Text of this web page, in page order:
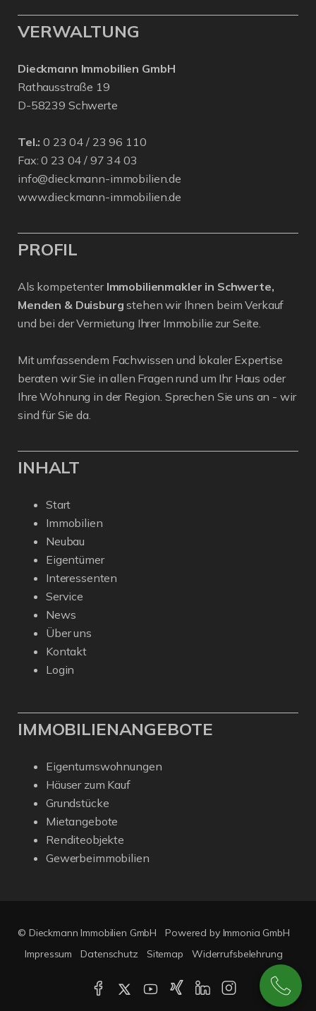
VERWALTUNG
Dieckmann Immobilien GmbH
Rathausstraße 19
D-58239 Schwerte
Tel.: 0 23 04 / 23 96 110
Fax: 0 23 04 / 97 34 03
info@dieckmann-immobilien.de
www.dieckmann-immobilien.de
PROFIL
Als kompetenter Immobilienmakler in Schwerte,
Menden & Duisburg stehen wir Ihnen beim Verkauf
und bei der Vermietung Ihrer Immobilie zur Seite.
Mit umfassendem Fachwissen und lokaler Expertise
beraten wir Sie in allen Fragen rund um Ihr Haus oder
Ihre Wohnung in der Region. Sprechen Sie uns an - wir
sind für Sie da.
INHALT
Start
Immobilien
Neubau
Eigentümer
Interessenten
Service
News
Über uns
Kontakt
Login
IMMOBILIENANGEBOTE
Eigentumswohnungen
Häuser zum Kauf
Grundstücke
Mietangebote
Renditeobjekte
Gewerbeimmobilien
© Dieckmann Immobilien GmbH
Powered by Immonia GmbH
Impressum
Datenschutz Sitemap Widerrufsbelehrung